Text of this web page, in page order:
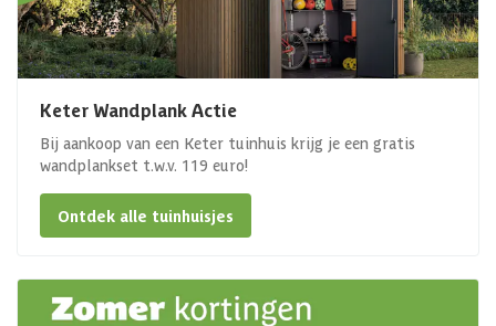
Keter Wandplank Actie
Bij aankoop van een Keter tuinhuis krijg je een gratis
wandplankset t.w.v. 119 euro!
Ontdek alle tuinhuisjes